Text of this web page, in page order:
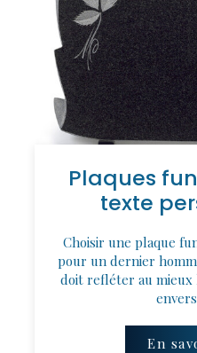
Plaques
texte
Choisir une plaque
pour un dernier
doit refléter au mieux
En